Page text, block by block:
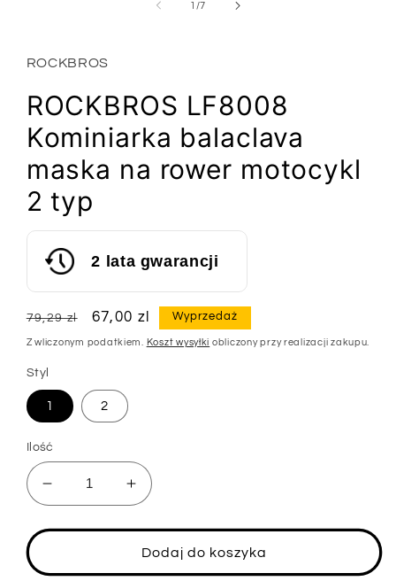
1 /z7
ROCKBROS
ROCKBROS LF8008
Kominiarka balaclava
maska na rower motocykl
2 typ
2 lata gwarancji
Cena
regularna
79,29 zl
Cena
sprzedaży
67,00 zl Wyprzedaż
Z wliczonym podatkiem. Koszt wysyłki obliczony przy realizacji zakupu.
Styl
1 2
Ilość
Zmniejsz
ilość
dla
ROCKBROS
LF8008
Zwiększ
ilość
dla
ROCKBROS
LF8008
Dodaj do koszyka